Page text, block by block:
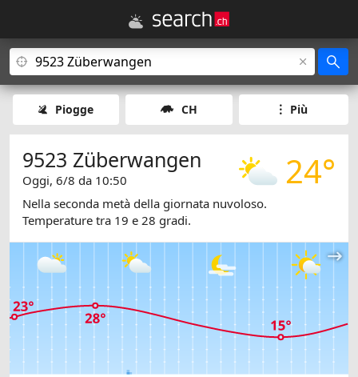
Piogge CH Più
24°
9523 Züberwangen
Oggi, 6/8 da 10:50
Nella seconda metà della giornata nuvoloso.
Temperature tra 19 e 28 gradi.